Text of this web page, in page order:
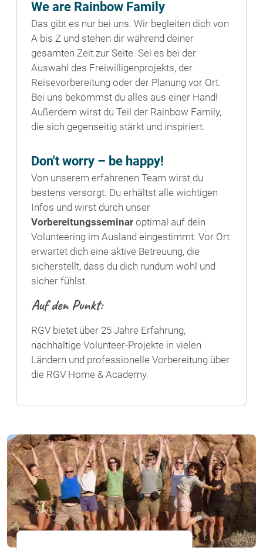
We are Rainbow Family
Das gibt es nur bei uns: Wir begleiten dich von
A bis Z und stehen dir während deiner
gesamten Zeit zur Seite. Sei es bei der
Auswahl des Freiwilligenprojekts, der
Reisevorbereitung oder der Planung vor Ort.
Bei uns bekommst du alles aus einer Hand!
Außerdem wirst du Teil der Rainbow Family,
die sich gegenseitig stärkt und inspiriert.
Don't worry – be happy!
Von unserem erfahrenen Team wirst du
bestens versorgt. Du erhältst alle wichtigen
Infos und wirst durch unser
Vorbereitungsseminar optimal auf dein
Volunteering im Ausland eingestimmt. Vor Ort
erwartet dich eine aktive Betreuung, die
sicherstellt, dass du dich rundum wohl und
sicher fühlst.
Auf den Punkt:
RGV bietet über 25 Jahre Erfahrung,
nachhaltige Volunteer-Projekte in vielen
Ländern und professionelle Vorbereitung über
die RGV Home & Academy.